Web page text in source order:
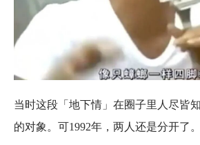
当时这段「地下情」在圈子里人尽皆
的对象。可1992年，两人还是分开了。